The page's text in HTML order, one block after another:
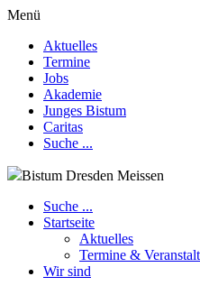
Menü
Aktuelles
Termine
Jobs
Akademie
Junges Bistum
Caritas
Suche ...
Bistum Dresden Meissen
Suche ...
Startseite
Aktuelles
Termine &
Wir sind